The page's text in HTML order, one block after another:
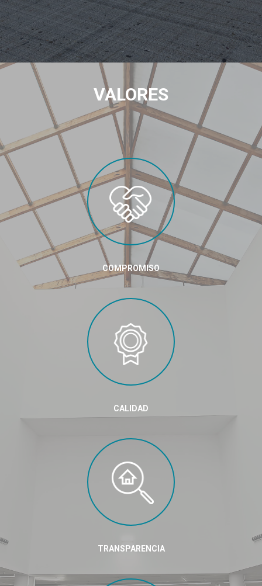
VALORES
COMPROMISO
CALIDAD
TRANSPARENCIA